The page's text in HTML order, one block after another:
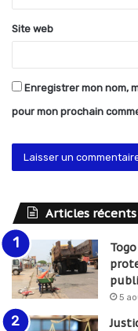
*
Site web
Enregistrer mon nom,
pour mon prochain
Articles récents
5